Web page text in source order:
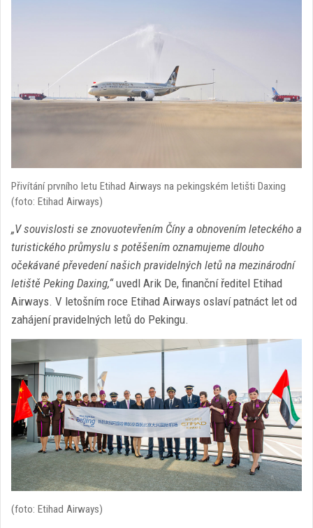
Přivítání prvního letu Etihad Airways na pekingském letišti Daxing
(foto: Etihad Airways)
„V souvislosti se znovuotevřením Číny a obnovením leteckého a
turistického průmyslu s potěšením oznamujeme dlouho
očekávané převedení našich pravidelných letů na mezinárodní
letiště Peking Daxing,“uvedl Arik De, finanční ředitel Etihad
Airways. V letošním roce Etihad Airways oslaví patnáct let od
zahájení pravidelných letů do Pekingu.
(foto: Etihad Airways)